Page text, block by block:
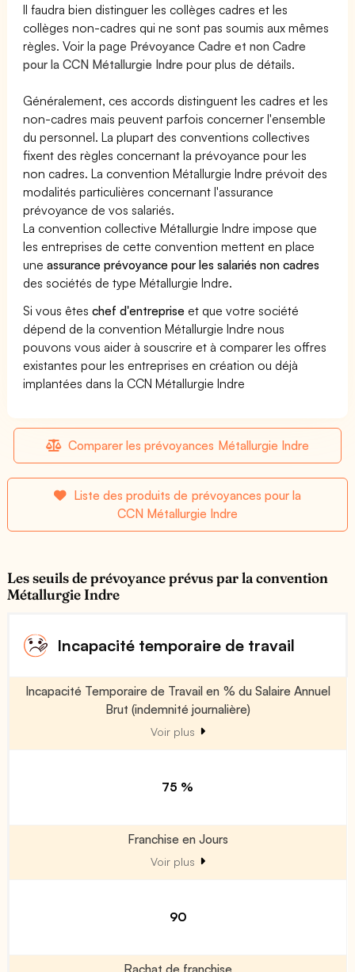
Il faudra bien distinguer les collèges cadres et les
collèges non-cadres qui ne sont pas soumis aux mêmes
règles. Voir la page Prévoyance Cadre et non Cadre
pour la CCN Métallurgie Indre pour plus de détails.
Généralement, ces accords distinguent les cadres et les
non-cadres mais peuvent parfois concerner l'ensemble
du personnel. La plupart des conventions collectives
fixent des règles concernant la prévoyance pour les
non cadres. La convention Métallurgie Indre prévoit des
modalités particulières concernant l'assurance
prévoyance de vos salariés.
La convention collective Métallurgie Indre impose que
les entreprises de cette convention mettent en place
uneassurance prévoyance pour les salariés non cadres
des sociétés de type Métallurgie Indre.
Si vous êteschef d'entreprise et que votre société
dépend de la convention Métallurgie Indre nous
pouvons vous aider à souscrire et à comparer les offres
existantes pour les entreprises en création ou déjà
implantées dans la CCN Métallurgie Indre
Comparer les prévoyances Métallurgie Indre
Liste des produits de prévoyances pour la
CCN Métallurgie Indre
Les seuils de prévoyance prévus par la convention
Métallurgie Indre
Incapacité temporaire de travail
Incapacité Temporaire de Travail en % du Salaire Annuel
Brut (indemnité journalière)
Voir plus
75 %
Franchise en Jours
Voir plus
90
Rachat de franchise